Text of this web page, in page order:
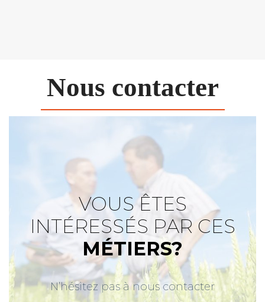
Nous contacter
VOUS ÊTES
INTÉRESSÉS PAR CES
MÉTIERS?
N’hésitez pas à nous contacter